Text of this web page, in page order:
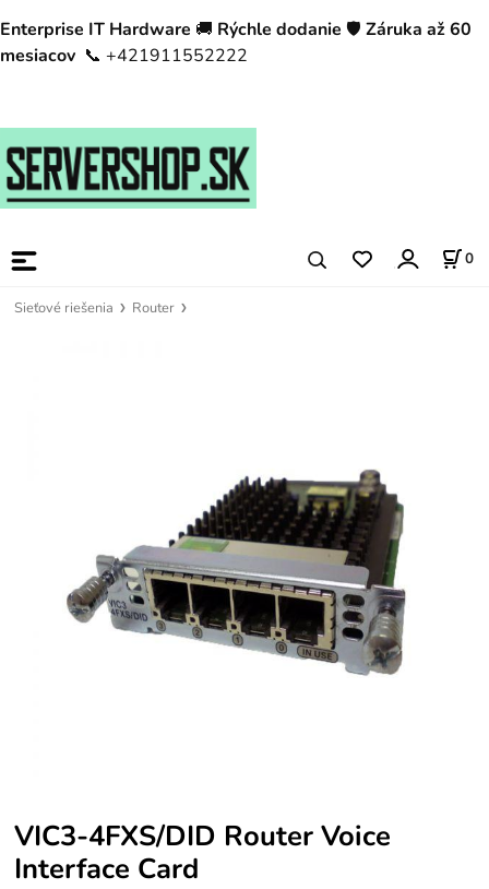
Enterprise IT Hardware 🚚 Rýchle dodanie 🛡️ Záruka až 60
mesiacov 📞 +421911552222
0
Sieťové riešenia Router
VIC3-4FXS/DID Router Voice
Interface Card